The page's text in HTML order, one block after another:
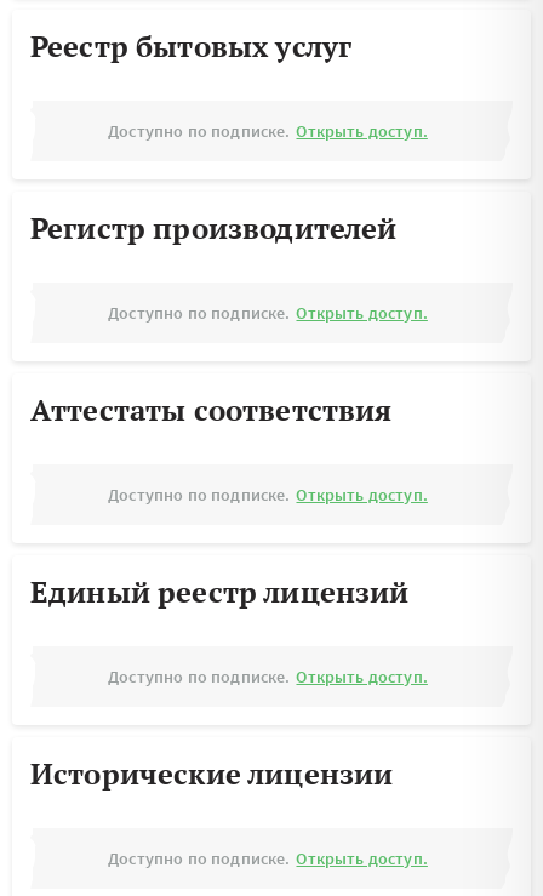
Реестр бытовых услуг
Доступно по подписке. Открыть доступ.
Регистр производителей
Доступно по подписке. Открыть доступ.
Аттестаты соответствия
Доступно по подписке. Открыть доступ.
Единый реестр лицензий
Доступно по подписке. Открыть доступ.
Исторические лицензии
Доступно по подписке. Открыть доступ.